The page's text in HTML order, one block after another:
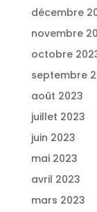
décembre
novembre
octobre
septembre
août 2023
juillet 2023
juin 2023
mai 2023
avril 2023
mars 2023